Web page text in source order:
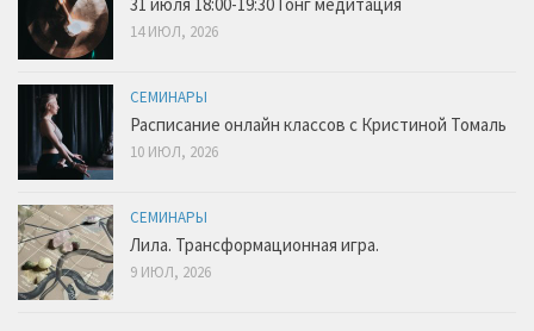
14 ИЮЛ, 2026
СЕМИНАРЫ
Расписание онлайн классов с Кристиной Томаль
10 ИЮЛ, 2026
СЕМИНАРЫ
Лила. Трансформационная игра.
9 ИЮЛ, 2026